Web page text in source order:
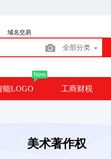
域名交易
全部分类
能LOGO
New
工商财税
美术著作权